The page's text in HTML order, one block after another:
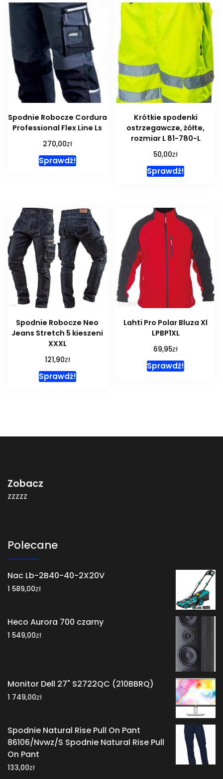
Spodnie Robocze Cordura
Professional Flex Line Ls
270,00zł
Sprawdź!
Krótkie spodenki
ostrzegawcze, żółte,
rozmiar L 81-780-L
50,00zł
Sprawdź!
Spodnie Robocze Neo
Jeans Stretch 5 kieszeni
XXXL
121,90zł
Sprawdź!
Lahti Pro Polar Bluza Xl
LPBP1XL
69,95zł
Sprawdź!
Zobacz
zzzzz
Polecane
Nac Lb-2B40-40-2X20V
1 589,00zł
Heco Aurora 700 czarny
1 549,00zł
Monitor Dell 27" S2722QC (210BBRQ)
1 749,00zł
Spodnie Natural Rise Pull On Pant
86106/Nvwz/S Spodnie Natural Rise Pull
On Pant
133,00zł